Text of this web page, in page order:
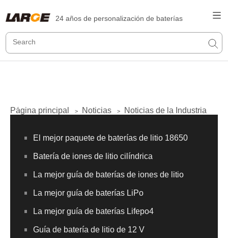
24 años de personalización de baterías
Página principal > Noticias > Noticias de la Industria
El mejor paquete de baterías de litio 18650
Batería de iones de litio cilíndrica
La mejor guía de baterías de iones de litio
La mejor guía de baterías LiPo
La mejor guía de baterías Lifepo4
Guía de batería de litio de 12 V